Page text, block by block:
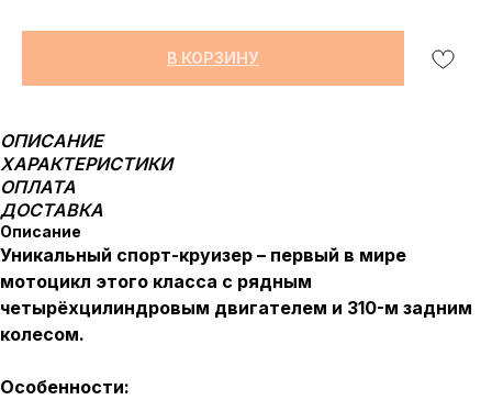
В КОРЗИНУ
ОПИСАНИЕ
ХАРАКТЕРИСТИКИ
ОПЛАТА
ДОСТАВКА
Описание
Уникальный спорт-круизер – первый в мире
мотоцикл этого класса с рядным
четырёхцилиндровым двигателем и 310-м задним
колесом.
Особенности: